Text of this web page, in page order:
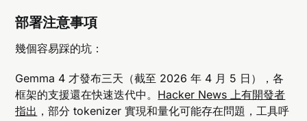
部署注意事項
幾個容易踩的坑：
Gemma 4 才發布三天（截至 2026 年 4 月 5 日），各
框架的支援還在快速迭代中。 Hacker News 上有開發者
指出 ，部分 tokenizer 實現和量化可能存在問題，工具呼